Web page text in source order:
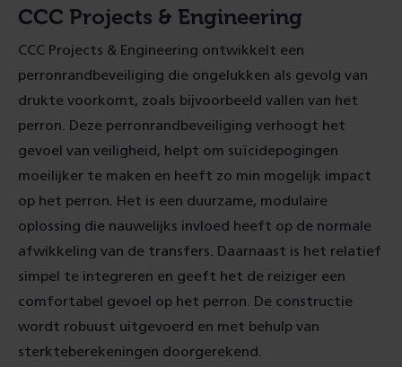
CCC Projects & Engineering
CCC Projects & Engineering ontwikkelt een
perronrandbeveiliging die ongelukken als gevolg van
drukte voorkomt, zoals bijvoorbeeld vallen van het
perron. Deze perronrandbeveiliging verhoogt het
gevoel van veiligheid, helpt om suïcidepogingen
moeilijker te maken en heeft zo min mogelijk impact
op het perron. Het is een duurzame, modulaire
oplossing die nauwelijks invloed heeft op de normale
afwikkeling van de transfers. Daarnaast is het relatief
simpel te integreren en geeft het de reiziger een
comfortabel gevoel op het perron. De constructie
wordt robuust uitgevoerd en met behulp van
sterkteberekeningen doorgerekend.